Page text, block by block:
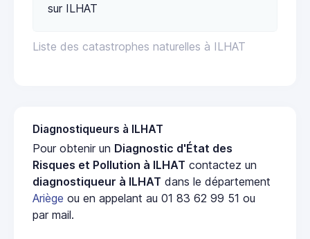
Liste des catastrophes naturelles à ILHAT
sur ILHAT
Diagnostiqueurs à ILHAT
Pour obtenir un Diagnostic d'État des
Risques et Pollution à ILHAT contactez un
diagnostiqueur à ILHAT dans le département
Ariège ou en appelant au 01 83 62 99 51 ou
par mail.